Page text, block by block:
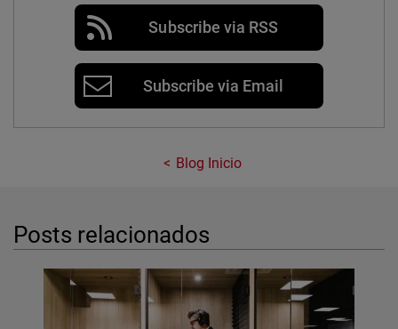
Subscribe via RSS
Subscribe via Email
Blog Inicio
Posts relacionados